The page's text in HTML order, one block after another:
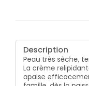
Description
Peau très sèche,
La crème
apaise